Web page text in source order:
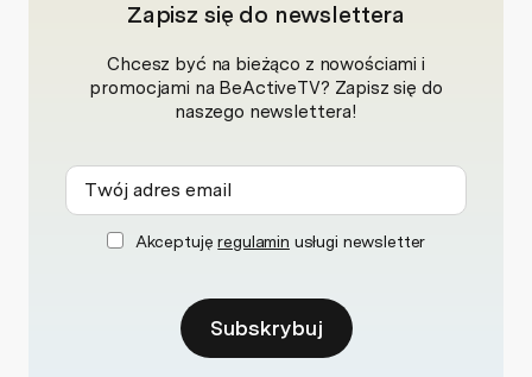
Zapisz się do newslettera
Chcesz być na bieżąco z nowościami i
promocjami na BeActiveTV? Zapisz się do
naszego newslettera!
Akceptujęregulamin usługi newsletter
Subskrybuj